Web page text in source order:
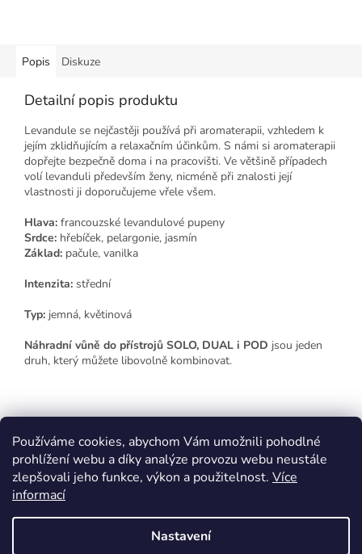
Používáme cookies, abychom Vám umožnili pohodlné
prohlížení webu a díky analýze provozu webu neustále
zlepšovali jeho funkce, výkon a použitelnost. Více
informací
Nastavení
Popis Diskuze
Detailní popis produktu
Levandule se nejčastěji používá při aromaterapii, vzhledem k
jejím zklidňujícím a relaxačním účinkům. S námi si aromaterapii
dopřejte bezpečně doma i na pracovišti. Ve většině případech
volí levanduli především ženy, nicméně při znalosti její
vlastnosti ji doporučujeme vřele všem.
Hlava: francouzské levandulové pupeny
Srdce: hřebíček, pelargonie, jasmín
Základ: pačule, vanilka
Intenzita: střední
Typ: jemná, květinová
Náhradní vůně do přístrojů SOLO, DUAL i POD jsou jeden
druh, který můžete libovolně kombinovat.
Z